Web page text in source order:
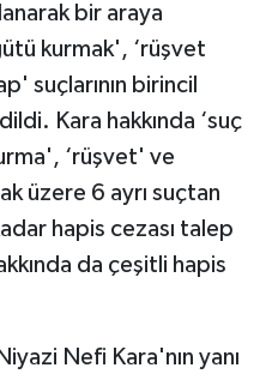
bir araya
kurmak', ‘rüşvet
suçlarının birincil
Kara hakkında ‘suç
‘rüşvet' ve
üzere 6 ayrı suçtan
hapis cezası talep
da çeşitli hapis
Nefi Kara'nın yanı